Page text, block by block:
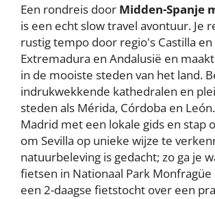
Een rondreis door Midden-Spanje
is een echt slow travel avontuur. Je
rustig tempo door regio's Castilla en
Extremadura en Andalusië en
in de mooiste steden van het land.
indrukwekkende kathedralen en
steden als Mérida, Córdoba en
Madrid met een lokale gids en stap
om Sevilla op unieke wijze te
natuurbeleving is gedacht; zo ga je
fietsen in Nationaal Park Monfragüe
een 2-daagse fietstocht over een